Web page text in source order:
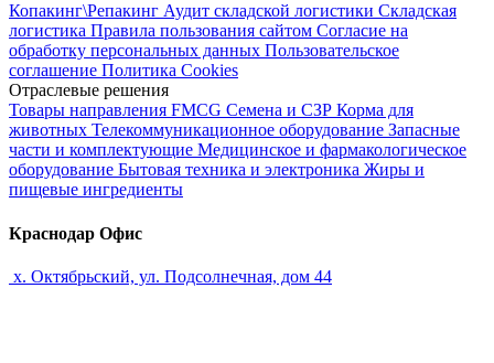
Копакинг\Репакинг Аудит складской логистики Складская
логистика Правила пользования сайтом Согласие на
обработку персональных данных Пользовательское
соглашение Политика Cookies
Отраслевые решения
Товары направления FMCG Семена и СЗР Корма для
животных Телекоммуникационное оборудование Запасные
части и комплектующие Медицинское и фармакологическое
оборудование Бытовая техника и электроника Жиры и
пищевые ингредиенты
Краснодар Офис
х. Октябрьский, ул. Подсолнечная, дом 44